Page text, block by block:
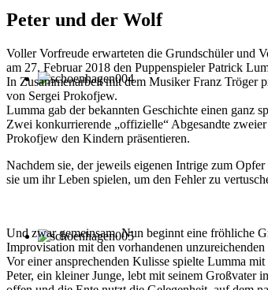
Peter und der Wolf
Voller Vorfreude erwarteten die Grundschüler und
am 27. Februar 2018 den Puppenspieler Patrick
In Zusammenarbeit mit dem Musiker Franz Tröger
von Sergei Prokofjew.
Lumma gab der bekannten Geschichte einen ganz
Zwei konkurrierende „offizielle“ Abgesandte
Prokofjew den Kindern präsentieren.
Nachdem sie, der jeweils eigenen Intrige zum
sie um ihr Leben spielen, um den Fehler zu
Und zwar gemeinsam. Nun beginnt eine fröhliche
Improvisation mit den vorhandenen
Vor einer ansprechenden Kulisse spielte Lumma
Peter, ein kleiner Junge, lebt mit seinem Großvater